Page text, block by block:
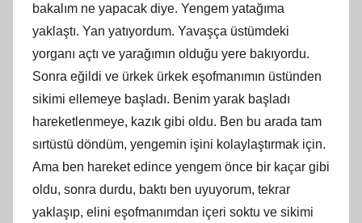
bakalım ne yapacak diye. Yengem yatağıma
yaklaştı. Yan yatıyordum. Yavaşça üstümdeki
yorganı açtı ve yarağımın olduğu yere bakıyordu.
Sonra eğildi ve ürkek ürkek eşofmanımın üstünden
sikimi ellemeye başladı. Benim yarak başladı
hareketlenmeye, kazık gibi oldu. Ben bu arada tam
sırtüstü döndüm, yengemin işini kolaylaştırmak için.
Ama ben hareket edince yengem önce bir kaçar gibi
oldu, sonra durdu, baktı ben uyuyorum, tekrar
yaklaşıp, elini eşofmanımdan içeri soktu ve sikimi